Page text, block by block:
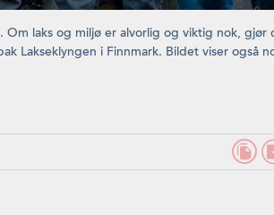
laks og miljø er alvorlig og viktig nok,
Lakseklyngen i Finnmark. Bildet viser også